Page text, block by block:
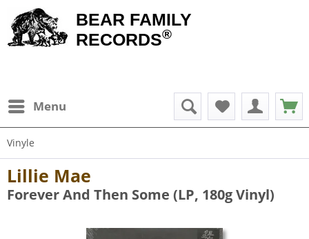
BEAR FAMILY
RECORDS®
Menu
Vinyle
Lillie Mae
Forever And Then Some (LP, 180g Vinyl)